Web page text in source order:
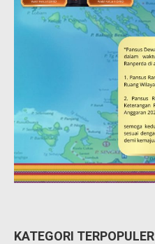
KATEGORI TERPOPULER